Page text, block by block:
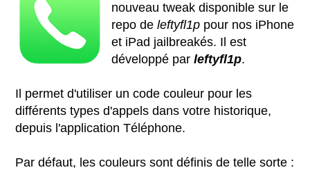
nouveau tweak disponible sur le
repo deleftyfl1p pour nos iPhone
et iPad jailbreakés. Il est
développé par leftyfl1p.
Il permet d'utiliser un code couleur pour les
différents types d'appels dans votre historique,
depuis l'application Téléphone.
Par défaut, les couleurs sont définis de telle sorte :